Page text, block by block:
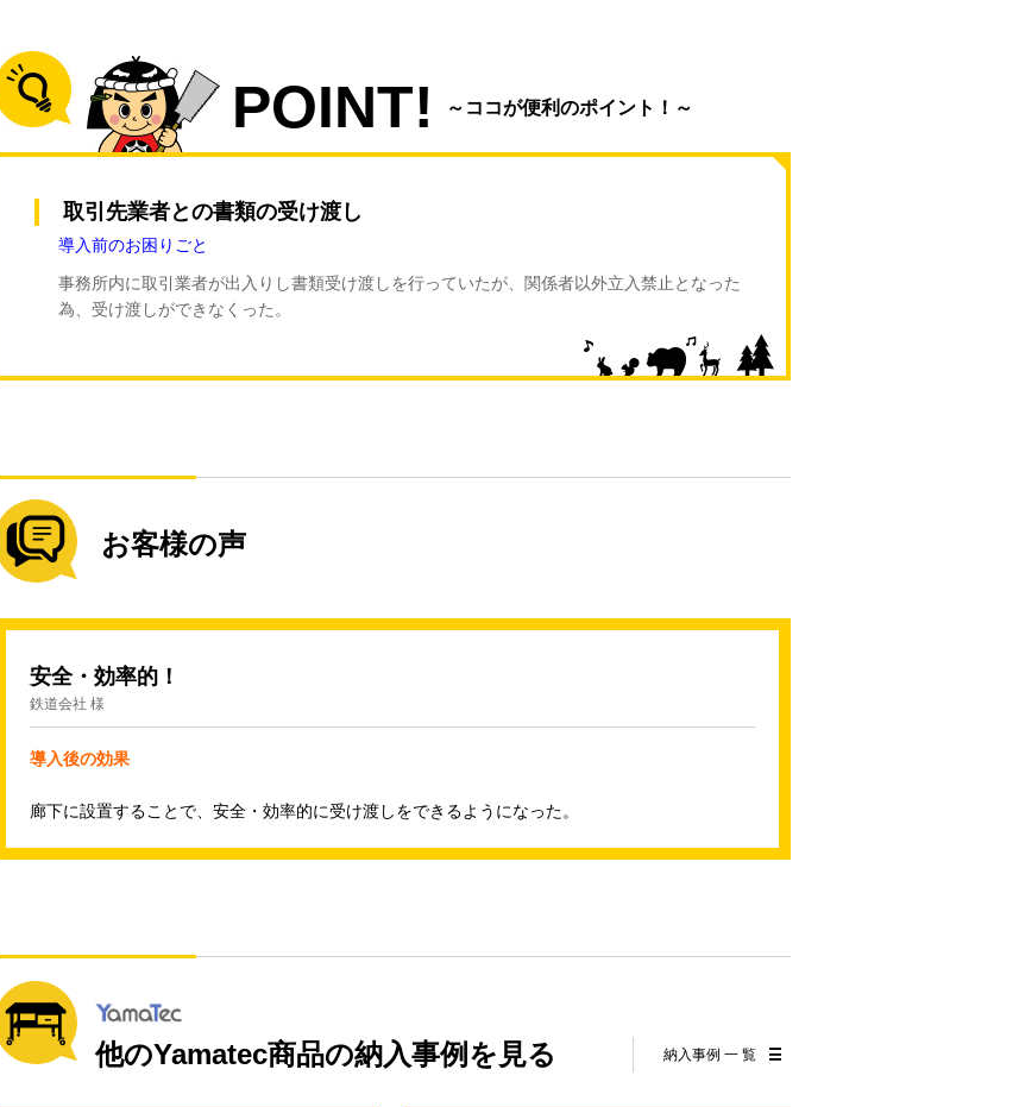
POINT! ～ココが便利のポイント！～
取引先業者との書類の受け渡し
導入前のお困りごと
事務所内に取引業者が出入りし書類受け渡しを行っていたが、関係者以外立入禁止となった
為、受け渡しができなくった。
お客様の声
安全・効率的！
鉄道会社 様
導入後の効果
廊下に設置することで、安全・効率的に受け渡しをできるようになった。
他のYamatec商品の納入事例を見る 納入事例 一 覧